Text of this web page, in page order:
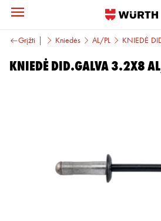
Grįžti
Kniedės Kniedės AL/PL KNIEDĖ
KNIEDĖ DID.GALVA 3.2X8